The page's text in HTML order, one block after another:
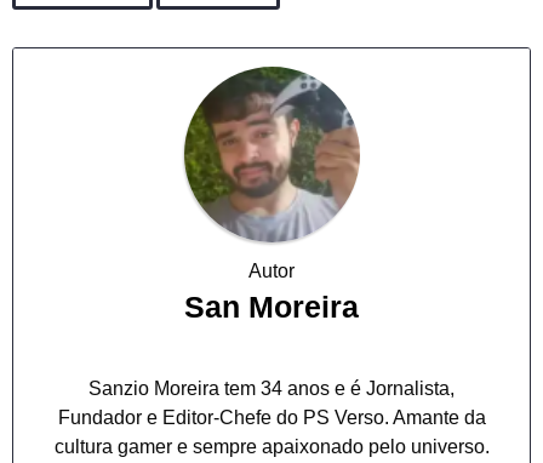
Autor
San Moreira
Sanzio Moreira tem 34 anos e é Jornalista,
Fundador e Editor-Chefe do PS Verso. Amante da
cultura gamer e sempre apaixonado pelo universo.